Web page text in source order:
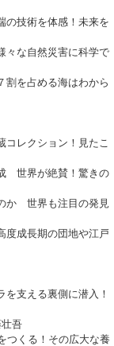
技術を体感！未来を
な自然災害に科学で
を占める海はわから
レクション！見たこ
世界が絶賛！驚きの
か 世界も注目の発見
成長期の団地や江戸
支える裏側に潜入！
吾
くる！その広大な養